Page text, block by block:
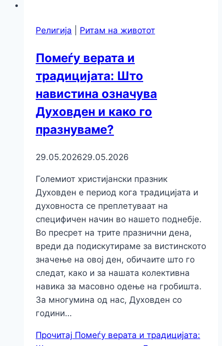
Религија Ритам на животот
Помеѓу верата и
традицијата: Што
навистина означува
Духовден и како го
празнуваме?
29.05.202629.05.2026
Големиот христијански празник
Духовден е период кога традицијата и
духовноста се преплетуваат на
специфичен начин во нашето поднебје.
Во пресрет на трите празнични дена,
вреди да подискутираме за вистинското
значење на овој ден, обичаите што го
следат, како и за нашата колективна
навика за масовно одење на гробишта.
За многумина од нас, Духовден со
години…
Прочитај Помеѓу верата и традицијата: